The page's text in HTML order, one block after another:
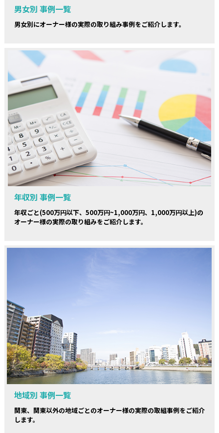
男女別 事例一覧
男女別にオーナー様の実際の取り組み事例をご紹介します。
年収別 事例一覧
年収ごと(500万円以下、500万円~1,000万円、1,000万円以上)の
オーナー様の実際の取り組みをご紹介します。
地域別 事例一覧
関東、関東以外の地域ごとのオーナー様の実際の取組事例をご紹介
します。